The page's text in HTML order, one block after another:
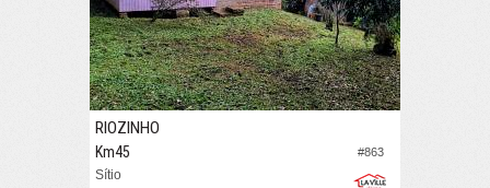
#863
RIOZINHO
Km45
Sítio